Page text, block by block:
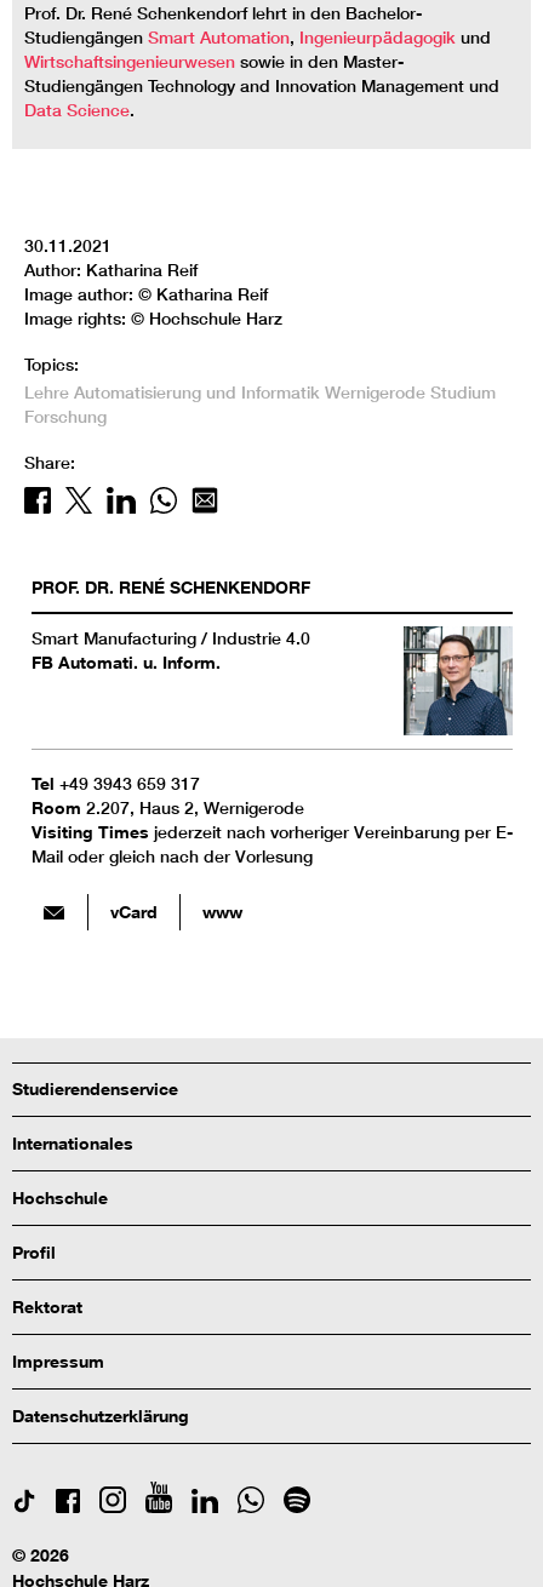
Prof. Dr. René Schenkendorf lehrt in den Bachelor-
Studiengängen Smart Automation, Ingenieurpädagogik und
Wirtschaftsingenieurwesen sowie in den Master-
Studiengängen Technology and Innovation Management und
Data Science.
30.11.2021
Author: Katharina Reif
Image author: © Katharina Reif
Image rights: © Hochschule Harz
Topics:
Lehre Automatisierung und Informatik Wernigerode Studium
Forschung
Share:
PROF. DR. RENÉ SCHENKENDORF
Smart Manufacturing / Industrie 4.0
FB Automati. u. Inform.
Tel +49 3943 659 317
Room 2.207, Haus 2, Wernigerode
Visiting Times jederzeit nach vorheriger Vereinbarung per E-
Mail oder gleich nach der Vorlesung
vCard www
Studierendenservice
Internationales
Hochschule
Profil
Rektorat
Impressum
Datenschutzerklärung
© 2026
Hochschule Harz